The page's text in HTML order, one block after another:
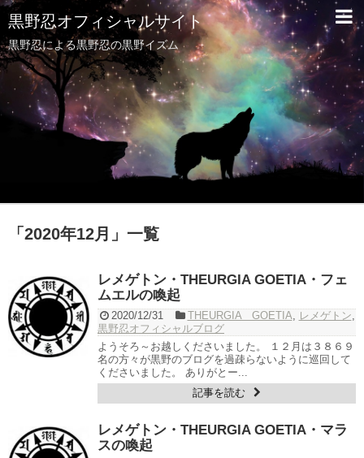
黒野忍オフィシャルサイト
黒野忍による黒野忍の黒野イズム
「 2020年12月 」 一覧
レメゲトン・THEURGIA GOETIA・フェ
ムエルの喚起
2020/12/31 THEURGIA GOETIA レメゲトン
黒野忍オフィシャルブログ
ようそろ～お越しくださいました。 １２月は３８６９
名の方々が黒野のブログを過疎らないように巡回して
くださいました。 ありがとー...
記事を読む
レメゲトン・THEURGIA GOETIA・マラ
スの喚起